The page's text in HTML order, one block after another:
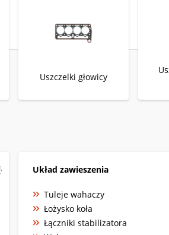
Uszczelki głowicy
Układ zawieszenia
Tuleje wahaczy
Łożysko koła
Łączniki stabilizatora